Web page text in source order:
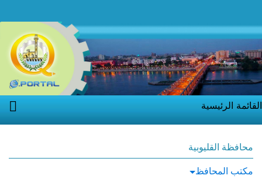
القائمة الرئيسية
محافظة القليوبية
مكتب المحافظ